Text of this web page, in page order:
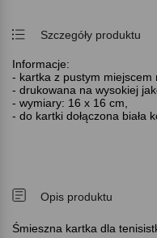
Szczegóły produktu
Informacje:
- kartka z pustym miejscem
- drukowana na wysokiej
- wymiary: 16 x 16 cm,
- do kartki dołączona biała
Opis produktu
Śmieszna kartka dla